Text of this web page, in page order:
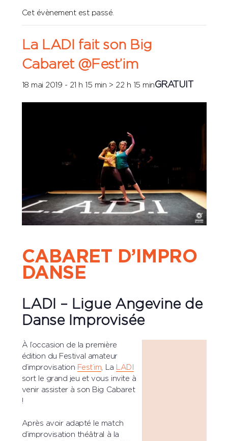
Cet évènement est passé.
La LADI fait son Big
Cabaret @Fest’im
18 mai 2019 - 21 h 15 min > 22 h 15 minGRATUIT
CABARET D’IMPRO
DANSE
LADI – Ligue Angevine de
Danse Improvisée
À l’occasion de la première
édition du Festival amateur
d’improvisation Fest’im , La
LADI
sort le grand jeu et vous invite à
venir assister à son Big Cabaret
!
Après avoir adapté le match
d’improvisation théâtral à la